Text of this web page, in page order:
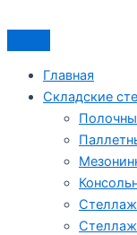
Главная
Складские